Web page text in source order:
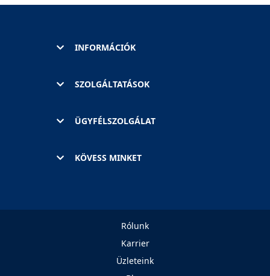
INFORMÁCIÓK
SZOLGÁLTATÁSOK
ÜGYFÉLSZOLGÁLAT
KÖVESS MINKET
Rólunk
Karrier
Üzleteink